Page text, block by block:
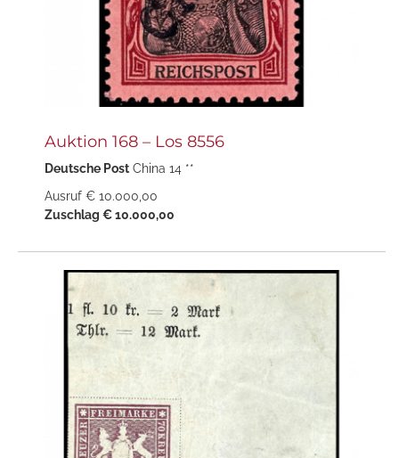
Auktion 168 – Los 8556
Deutsche Post China 14 **
Ausruf € 10.000,00
Zuschlag € 10.000,00